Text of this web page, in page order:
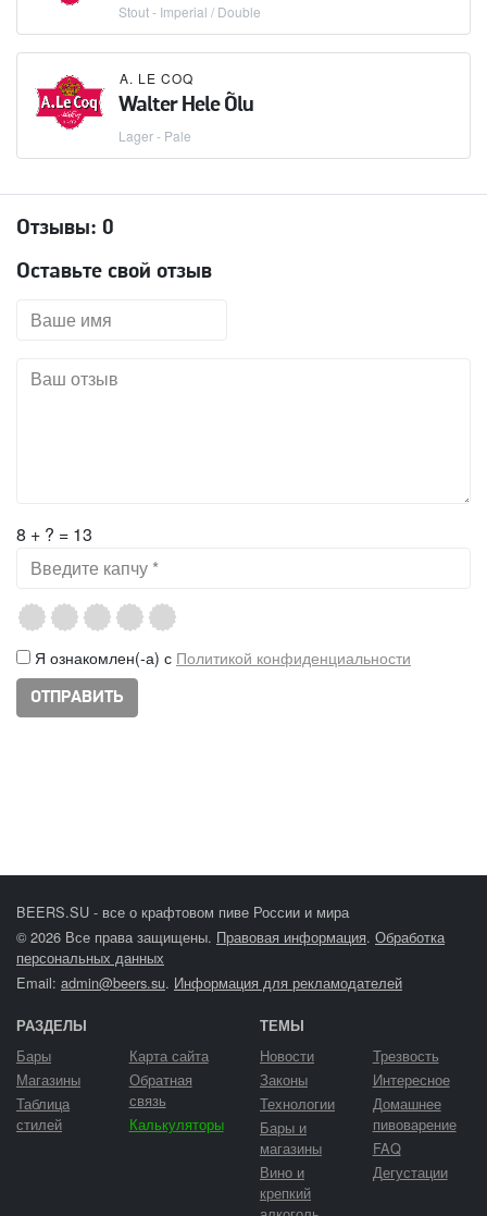
Stout - Imperial / Double
A. LE COQ
Walter Hele Õlu
Lager - Pale
Отзывы: 0
Оставьте свой отзыв
8 + ? = 13
Я ознакомлен(-а) с Политикой конфиденциальности
BEERS.SU - все о крафтовом пиве России и мира
© 2026 Все права защищены. Правовая информация. Обработка
персональных данных
Email: admin@beers.su. Информация для рекламодателей
РАЗДЕЛЫ
Бары
Магазины
Таблица
стилей
Карта сайта
Обратная
связь
Калькуляторы
ТЕМЫ
Новости
Законы
Технологии
Бары и
магазины
Вино и
крепкий
Трезвость
Интересное
Домашнее
пивоварение
FAQ
Дегустации